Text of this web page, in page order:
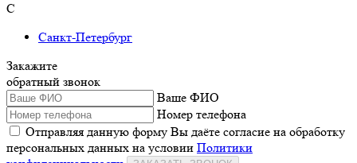
С
Санкт-Петербург
Закажите
обратный звонок
Ваше ФИО
Номер телефона
Отправляя данную форму Вы даёте согласие на обработку
персональных данных на условии Политики